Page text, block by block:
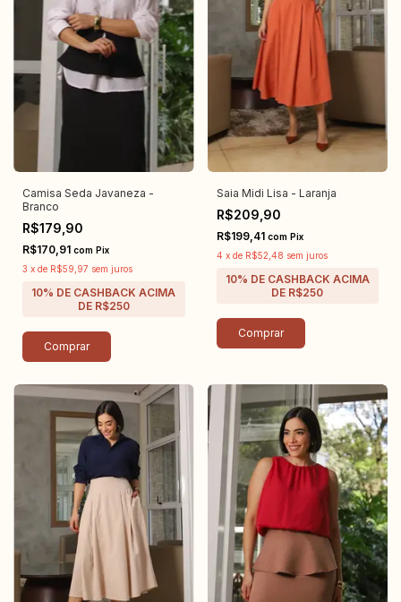
Camisa Seda Javaneza -
Branco
R$179,90
R$170,91 com Pix
3 x de R$59,97 sem juros
Comprar
Saia Midi Lisa - Laranja
R$209,90
R$199,41 com Pix
4 x de R$52,48 sem juros
Comprar